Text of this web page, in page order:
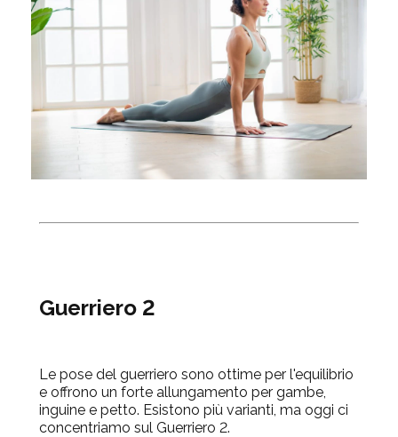
Guerriero 2
Le pose del guerriero sono ottime per l'equilibrio
e offrono un forte allungamento per gambe,
inguine e petto. Esistono più varianti, ma oggi ci
concentriamo sul Guerriero 2.